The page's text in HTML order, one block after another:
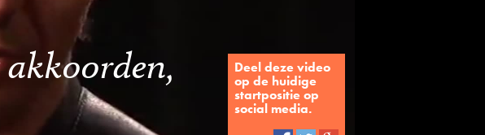
Deel deze video
op de huidige
startpositie op
social media.